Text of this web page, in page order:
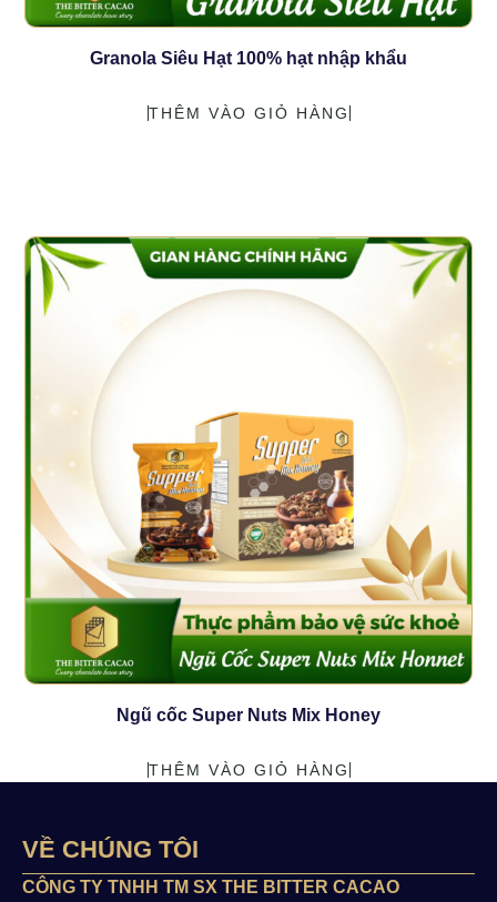
Granola Siêu Hạt 100% hạt nhập khẩu
THÊM VÀO GIỎ HÀNG
Ngũ cốc Super Nuts Mix Honey
THÊM VÀO GIỎ HÀNG
VỀ CHÚNG TÔI
CÔNG TY TNHH TM SX THE BITTER CACAO